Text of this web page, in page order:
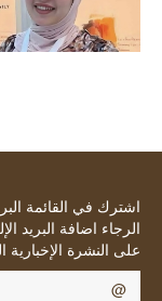
اشترك في القائمة
الرجاء اضافة البريد
على النشرة